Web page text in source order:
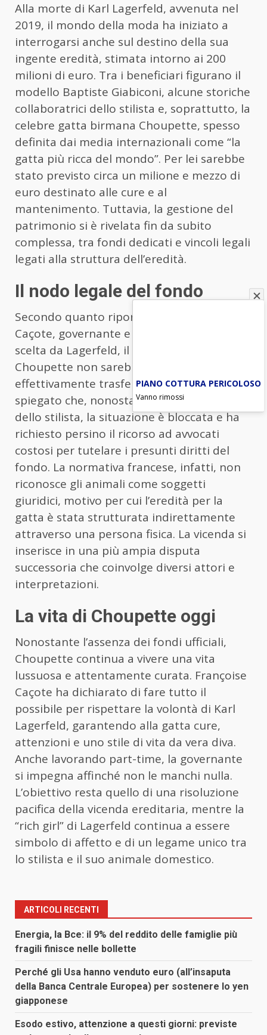
Alla morte di Karl Lagerfeld, avvenuta nel
2019, il mondo della moda ha iniziato a
interrogarsi anche sul destino della sua
ingente eredità, stimata intorno ai 200
milioni di euro. Tra i beneficiari figurano il
modello Baptiste Giabiconi, alcune storiche
collaboratrici dello stilista e, soprattutto, la
celebre gatta birmana Choupette, spesso
definita dai media internazionali come “la
gatta più ricca del mondo”. Per lei sarebbe
stato previsto circa un milione e mezzo di
euro destinato alle cure e al
mantenimento. Tuttavia, la gestione del
patrimonio si è rivelata fin da subito
complessa, tra fondi dedicati e vincoli legali
legati alla struttura dell’eredità.
Il nodo legale del fondo
Secondo quanto riportato da Françoise
Caçote, governante e figura fiduciaria
scelta da Lagerfeld, il fondo destinato a
Choupette non sarebbe mai stato
effettivamente trasferito. La donna ha
spiegato che, nonostante le intenzioni
dello stilista, la situazione è bloccata e ha
richiesto persino il ricorso ad avvocati
costosi per tutelare i presunti diritti del
fondo. La normativa francese, infatti, non
riconosce gli animali come soggetti
giuridici, motivo per cui l’eredità per la
gatta è stata strutturata indirettamente
attraverso una persona fisica. La vicenda si
inserisce in una più ampia disputa
successoria che coinvolge diversi attori e
interpretazioni.
La vita di Choupette oggi
Nonostante l’assenza dei fondi ufficiali,
Choupette continua a vivere una vita
lussuosa e attentamente curata. Françoise
Caçote ha dichiarato di fare tutto il
possibile per rispettare la volontà di Karl
Lagerfeld, garantendo alla gatta cure,
attenzioni e uno stile di vita da vera diva.
Anche lavorando part-time, la governante
si impegna affinché non le manchi nulla.
L’obiettivo resta quello di una risoluzione
pacifica della vicenda ereditaria, mentre la
“rich girl” di Lagerfeld continua a essere
simbolo di affetto e di un legame unico tra
lo stilista e il suo animale domestico.
ARTICOLI RECENTI
Energia, la Bce: il 9% del reddito delle famiglie più
fragili finisce nelle bollette
Perché gli Usa hanno venduto euro (all’insaputa
della Banca Centrale Europea) per sostenere lo yen
giapponese
Esodo estivo, attenzione a questi giorni: previste
PIANO COTTURA PERICOLOSO
Vanno rimossi